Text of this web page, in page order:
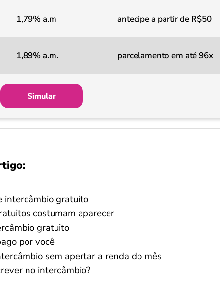
1,79% a.m antecipe a partir de R$50
1,89% a.m. parcelamento em até 96x
Simular
intercâmbio gratuito
costumam aparecer
gratuito
por você
sem apertar a renda do mês
no intercâmbio?